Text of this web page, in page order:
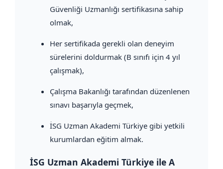
Güvenliği Uzmanlığı sertifikasına sahip
olmak,
Her sertifikada gerekli olan deneyim
sürelerini doldurmak (B sınıfı için 4 yıl
çalışmak),
Çalışma Bakanlığı tarafından düzenlenen
sınavı başarıyla geçmek,
İSG Uzman Akademi Türkiye gibi yetkili
kurumlardan eğitim almak.
İSG Uzman Akademi Türkiye ile A